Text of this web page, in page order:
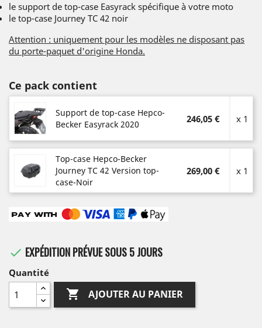
le support de top-case Easyrack spécifique à votre moto
le top-case Journey TC 42 noir
Attention : uniquement pour les modèles ne disposant pas
du porte-paquet d'origine Honda.
Ce pack contient
Support de top-case Hepco-
Becker Easyrack 2020
246,05 € x 1
Top-case Hepco-Becker
Journey TC 42 Version top-
case-Noir
269,00 € x 1
 EXPÉDITION PRÉVUE SOUS 5 JOURS
Quantité
 AJOUTER AU PANIER